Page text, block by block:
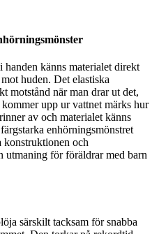
känns materialet direkt
huden. Det elastiska
motstånd när man drar ut det,
upp ur vattnet märks hur
av och materialet känns
enhörningsmönstret
konstruktionen och
utmaning för föräldrar med barn
särskilt tacksam för snabba